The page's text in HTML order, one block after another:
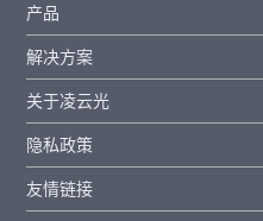
产品
解决方案
关于凌云光
隐私政策
友情链接